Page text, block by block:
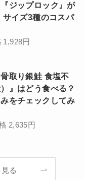
ジップロック』が
サイズ3種のコスパ
1,928円
取り銀鮭 食塩不
』はどう食べる？
をチェックしてみ
2,635円
る